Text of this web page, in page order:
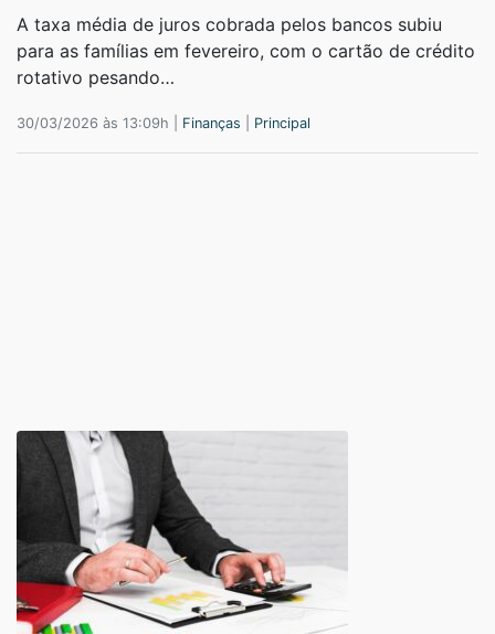
A taxa média de juros cobrada pelos bancos subiu
para as famílias em fevereiro, com o cartão de crédito
rotativo pesando…
30/03/2026 às 13:09h | Finanças Principal